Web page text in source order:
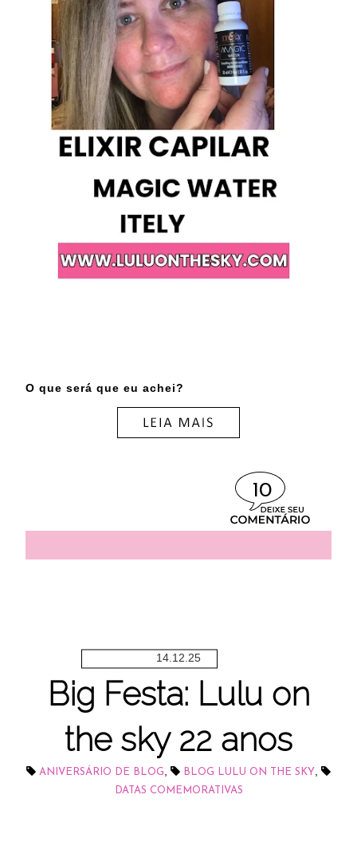
O que será que eu achei?
10
14.12.25
Big Festa: Lulu on
the sky 22 anos
ANIVERSÁRIO DE BLOG, BLOG LULU ON THE SKY,
DATAS COMEMORATIVAS